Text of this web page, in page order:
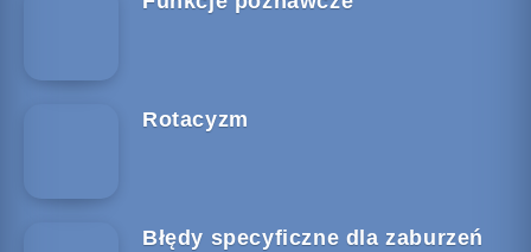
Rotacyzm
Błędy specyficzne dla zaburzeń